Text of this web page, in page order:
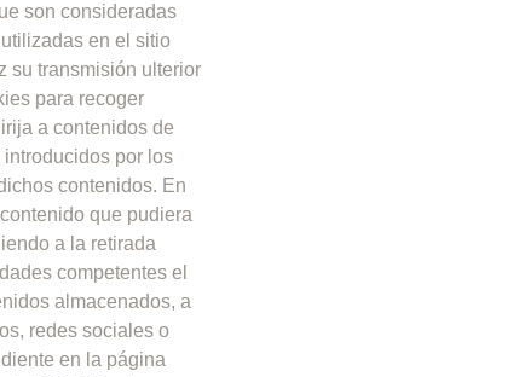
son consideradas
en el sitio
su transmisión ulterior
para recoger
a contenidos de
por los
contenidos. En
que pudiera
a la retirada
competentes el
almacenados, a
redes sociales o
en la página